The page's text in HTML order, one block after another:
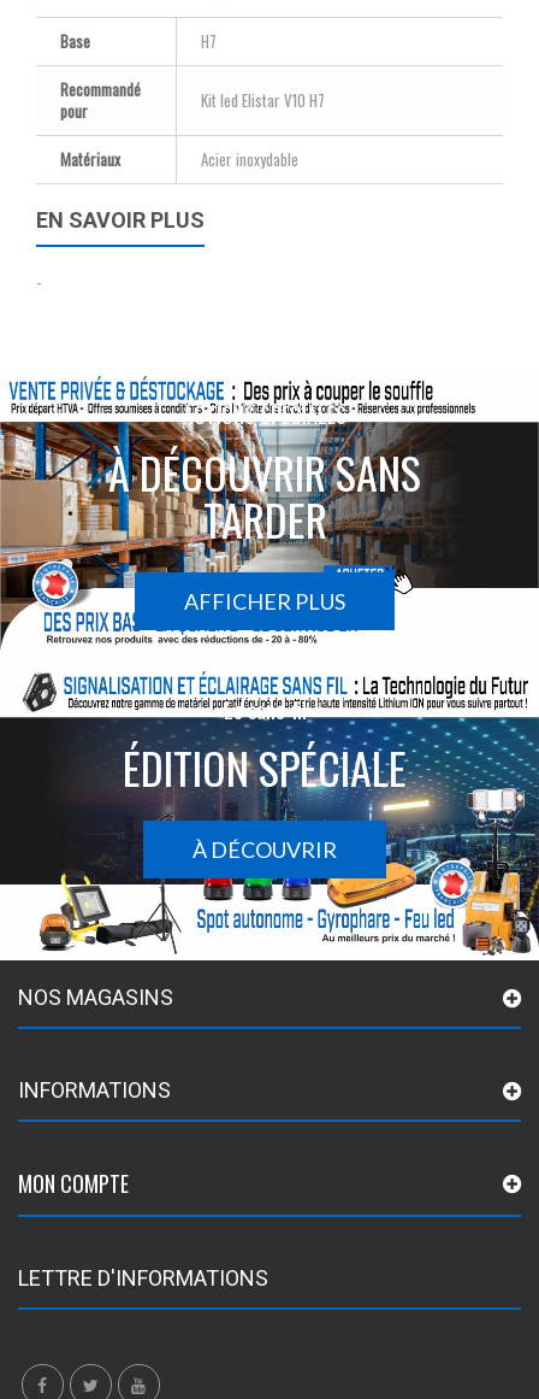
Base
H7
Recommandé
pour
Kit led Elistar V10 H7
Matériaux Acier inoxydable
EN SAVOIR PLUS
-
ACTIONS SPÉCIALES
À DÉCOUVRIR SANS
TARDER
AFFICHER PLUS
Le sans-fil
ÉDITION SPÉCIALE
À DÉCOUVRIR
NOS MAGASINS
INFORMATIONS
MON COMPTE
LETTRE D'INFORMATIONS